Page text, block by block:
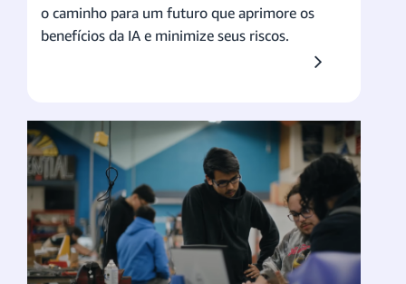
o caminho para um futuro que aprimore os
benefícios da IA e minimize seus riscos.